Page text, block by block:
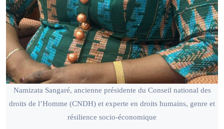
Namizata Sangaré, ancienne présidente du Conseil national des
droits de l’Homme (CNDH) et experte en droits humains, genre et
résilience socio-économique